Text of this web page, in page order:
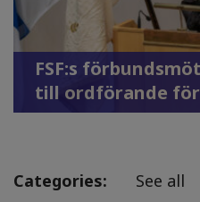
FSF:s
till ordförande för
Categories: See all